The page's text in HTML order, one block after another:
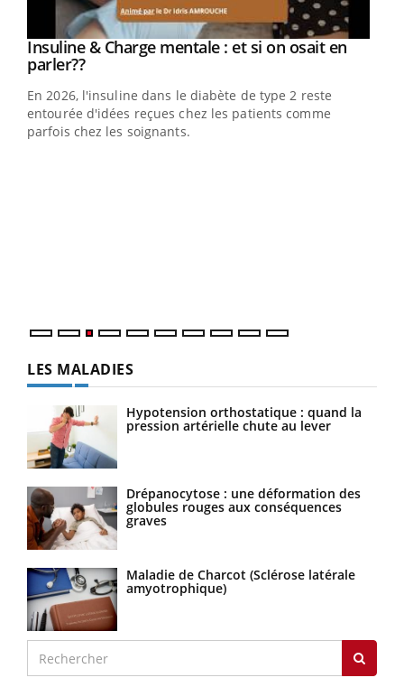
Youtube
Insuline & Charge mentale : et si on osait en
parler??Youtube
En 2026, l'insuline dans le diabète de type 2 reste
entourée d'idées reçues chez les patients comme
parfois chez les soignants.
LES MALADIES
Hypotension orthostatique : quand la
pression artérielle chute au lever
Drépanocytose : une déformation des
globules rouges aux conséquences
graves
Maladie de Charcot (Sclérose latérale
amyotrophique)